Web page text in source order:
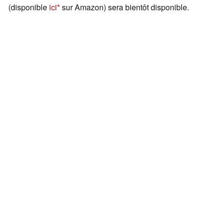
(disponible ici sur Amazon) sera bientôt disponible.